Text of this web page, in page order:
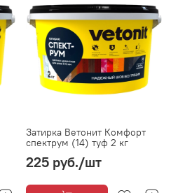
Затирка Ветонит Комфорт
спектрум (14) туф 2 кг
225 руб./шт